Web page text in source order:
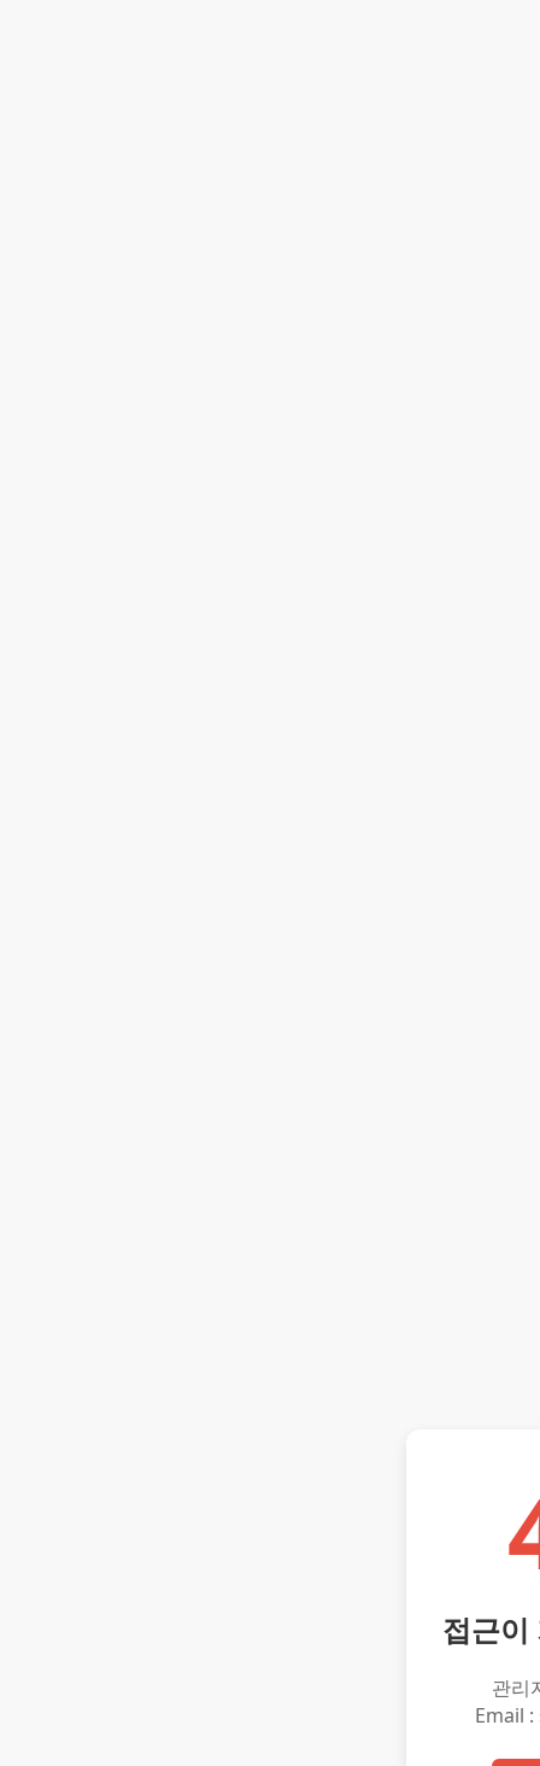
접근이
관리
Email